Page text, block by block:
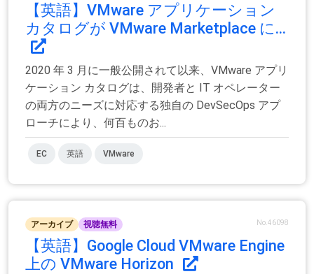
【英語】VMware アプリケーション
カタログが VMware Marketplace に...
2020 年 3 月に一般公開されて以来、VMware アプリ
ケーション カタログは、開発者と IT オペレーター
の両方のニーズに対応する独自の DevSecOps アプ
ローチにより、何百ものお...
EC 英語 VMware
アーカイブ 視聴無料 No.46098
【英語】Google Cloud VMware Engine
上の VMware Horizo​​n